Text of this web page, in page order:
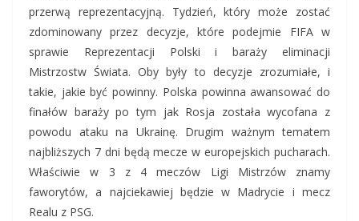
przerwą reprezentacyjną. Tydzień, który może zostać
zdominowany przez decyzje, które podejmie FIFA w
sprawie Reprezentacji Polski i baraży eliminacji
Mistrzostw Świata. Oby były to decyzje zrozumiałe, i
takie, jakie być powinny. Polska powinna awansować do
finałów baraży po tym jak Rosja została wycofana z
powodu ataku na Ukrainę. Drugim ważnym tematem
najbliższych 7 dni będą mecze w europejskich pucharach.
Właściwie w 3 z 4 meczów Ligi Mistrzów znamy
faworytów, a najciekawiej będzie w Madrycie i mecz
Realu z PSG.